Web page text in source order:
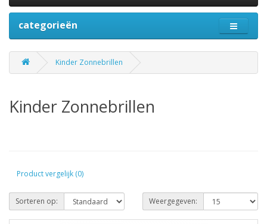
categorieën
Kinder Zonnebrillen
Kinder Zonnebrillen
Product vergelijk (0)
Sorteren op: Weergegeven: